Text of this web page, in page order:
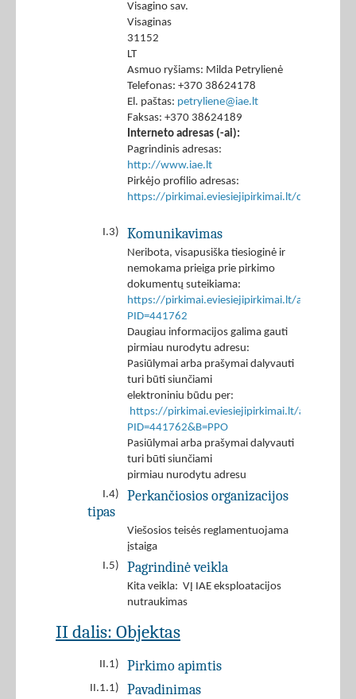
Visagino sav.
Visaginas
31152
LT
Asmuo ryšiams: Milda Petrylienė
Telefonas: +370 38624178
El. paštas: petryliene@iae.lt
Faksas: +370 38624189
Interneto adresas (-ai):
Pagrindinis adresas:
http://www.iae.lt
Pirkėjo profilio adresas:
https://pirkimai.eviesiejipirkimai.lt/ctm/
I.3) Komunikavimas
Neribota, visapusiška tiesioginė ir
nemokama prieiga prie pirkimo
dokumentų suteikiama:
https://pirkimai.eviesiejipirkimai.lt/app/rfq/
PID=441762
Daugiau informacijos galima gauti
pirmiau nurodytu adresu:
Pasiūlymai arba prašymai dalyvauti
turi būti siunčiami
elektroniniu būdu per:
https://pirkimai.eviesiejipirkimai.lt/app/rfq/
PID=441762&B=PPO
Pasiūlymai arba prašymai dalyvauti
turi būti siunčiami
pirmiau nurodytu adresu
I.4)
Perkančiosios organizacijos
tipas
Viešosios teisės reglamentuojama
įstaiga
I.5)
Pagrindinė veikla
Kita veikla: VĮ IAE eksploatacijos
nutraukimas
II dalis: Objektas
II.1) Pirkimo apimtis
II.1.1) Pavadinimas